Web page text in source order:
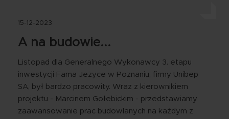
15-12-2023
A na budowie...
Listopad dla Generalnego Wykonawcy 3. etapu
inwestycji Fama Jeżyce w Poznaniu, firmy Unibep
SA, był bardzo pracowity. Wraz z kierownikiem
projektu - Marcinem Gołebickim - przedstawiamy
zaawansowanie prac budowlanych na każdym z